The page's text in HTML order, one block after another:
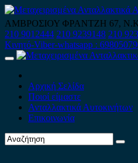
Skip
to
content
ΑΜΒΡΟΣΙΟΥ ΦΡΑΝΤΖΗ 67,
210 9012444 210 9239148 210
Κινητό-Viber-whatsapp :
Primary
Αρχική Σελίδα
Ποιοί είμαστε
Ανταλλακτικά Αυτοκινήτων
Επικοινωνία